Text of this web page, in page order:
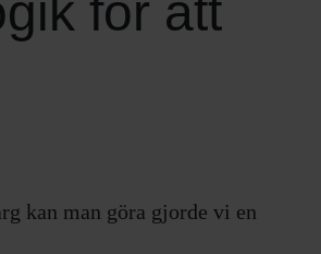
för att
kan man göra gjorde vi en